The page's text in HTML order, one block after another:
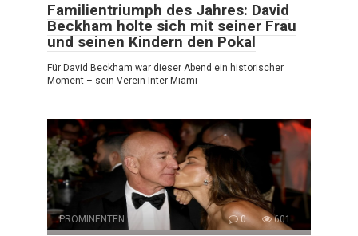
Familientriumph des Jahres: David
Beckham holte sich mit seiner Frau
und seinen Kindern den Pokal
Für David Beckham war dieser Abend ein historischer
Moment – sein Verein Inter Miami
PROMINENTEN 0 601